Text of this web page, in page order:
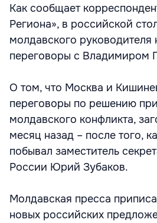
Как сообщает
Региона», в российской
молдавского руководителя
переговоры с Владимиром
О том, что Москва и
переговоры по решению
молдавского конфликта,
месяц назад – после того,
побывал заместитель
России Юрий Зубаков.
Молдавская пресса
новых российских